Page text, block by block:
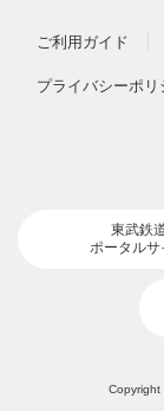
ご利用ガイド
プライバシーポリ
東武鉄
ポータルサ
Copyright